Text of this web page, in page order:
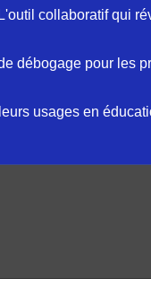
collaboratif qui
débogage pour les
usages en